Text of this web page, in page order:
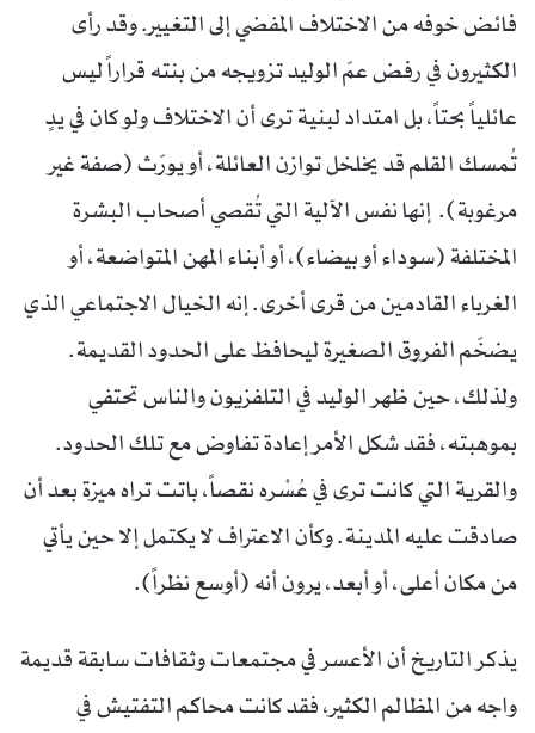
فائض خوفه من الاختلاف المفضي إلى التغيير. وقد رأى
الكثيرون في رفض عمّ الوليد تزويجه من بنته قراراً ليس
عائلياً بحتاً، بل امتداد لبنية ترى أن الاختلاف ولو كان في يدٍ
تُمسك القلم قد يخلخل توازن العائلة، أو يورّث (صفة غير
مرغوبة). إنها نفس الآلية التي تُقصي أصحاب البشرة
المختلفة (سوداء أو بيضاء)، أو أبناء المهن المتواضعة، أو
الغرباء القادمين من قرى أخرى. إنه الخيال الاجتماعي الذي
يضخّم الفروق الصغيرة ليحافظ على الحدود القديمة.
ولذلك، حين ظهر الوليد في التلفزيون والناس تحتفي
بموهبته، فقد شكل الأمر إعادة تفاوض مع تلك الحدود.
والقرية التي كانت ترى في عُسْره نقصاً، باتت تراه ميزة بعد أن
صادقت عليه المدينة. وكأن الاعتراف لا يكتمل إلا حين يأتي
من مكان أعلى، أو أبعد، يرون أنه (أوسع نظراً).
يذكر التاريخ أن الأعسر في مجتمعات وثقافات سابقة قديمة
واجه من المظالم الكثير، فقد كانت محاكم التفتيش في